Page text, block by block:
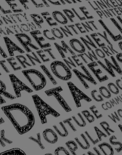
Centro - Cep: 27.330-030
2500
9h às 17h.
Freitas – 3.780 – Colônia Santo